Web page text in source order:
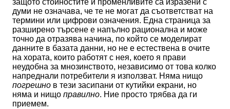
защото стойностите и променливите са изразени с
думи не означава, че те не могат да съответстват на
термини или цифрови означения. Една страница за
разширено търсене е напълно рационална и може
точно да отразява начина, по който се моделират
данните в базата данни, но не е естествена в очите
на хората, които работят с нея, което я прави
неудобна за мнозинството, независимо от това колко
напреднали потребители я използват. Няма нищо
погрешно в тези засипани от кутийки екрани, но
няма и нищо правилно. Ние просто трябва да ги
приемем.